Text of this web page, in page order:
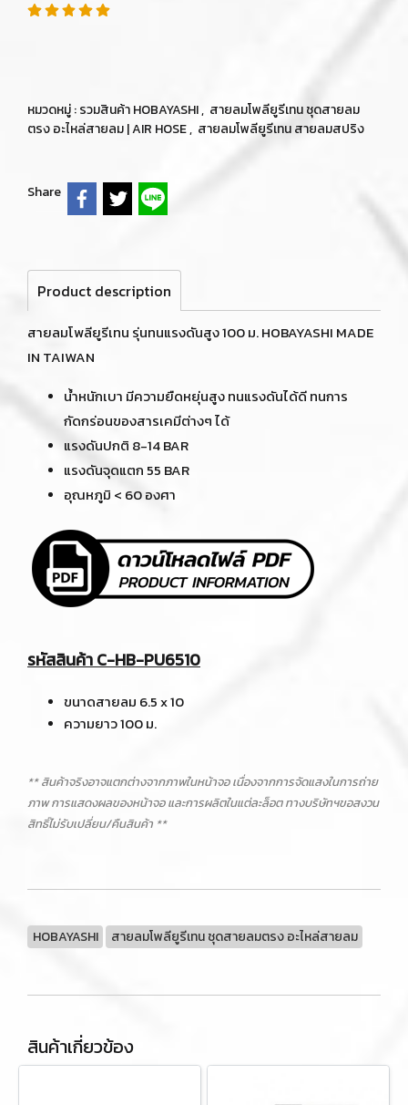
หมวดหมู่ :รวมสินค้า HOBAYASHI, สายลมโพลียูรีเทน ชุดสายลม
ตรง อะไหล่สายลม | AIR HOSE, สายลมโพลียูรีเทน สายลมสปริง
Share
Product description
สายลมโพลียูรีเทน รุ่นทนแรงดันสูง 100 ม. HOBAYASHI MADE
IN TAIWAN
น้ำหนักเบา มีความยืดหยุ่นสูง ทนแรงดันได้ดี ทนการ
กัดกร่อนของสารเคมีต่างๆ ได้
แรงดันปกติ 8-14 BAR
แรงดันจุดแตก 55 BAR
อุณหภูมิ < 60 องศา
รหัสสินค้า C-HB-PU6510
ขนาดสายลม 6.5 x 10
ความยาว 100 ม.
** สินค้าจริงอาจแตกต่างจากภาพในหน้าจอ เนื่องจากการจัดแสงในการถ่าย
ภาพ การแสดงผลของหน้าจอ และการผลิตในแต่ละล็อต ทางบริษัทฯขอสงวน
สิทธิ์ไม่รับเปลี่ยน/คืนสินค้า **
HOBAYASHI สายลมโพลียูรีเทน ชุดสายลมตรง อะไหล่สายลม
สินค้าเกี่ยวข้อง